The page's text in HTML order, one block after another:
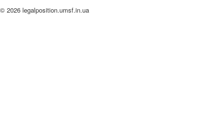
© 2026 legalposition.umsf.in.ua